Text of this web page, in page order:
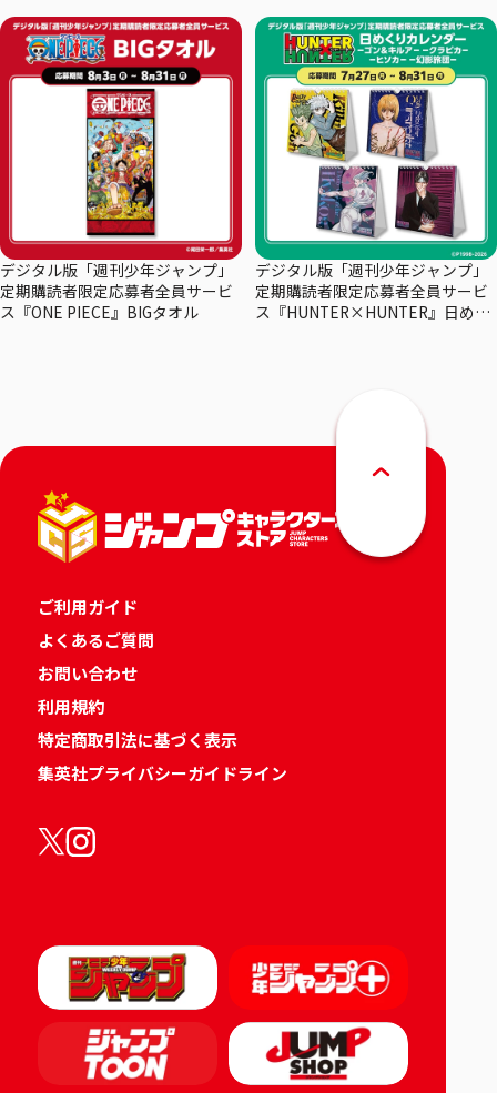
デジタル版「週刊少年ジャンプ」
定期購読者限定応募者全員サービ
ス『ONE PIECE』BIGタオル
デジタル版「週刊少年ジャンプ」
定期購読者限定応募者全員サービ
ス『HUNTER×HUNTER』日めく
ご利用ガイド
よくあるご質問
お問い合わせ
利用規約
特定商取引法に基づく表示
集英社プライバシーガイドライン